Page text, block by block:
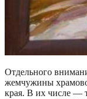
Отдельного
жемчужины
края. В их числе —